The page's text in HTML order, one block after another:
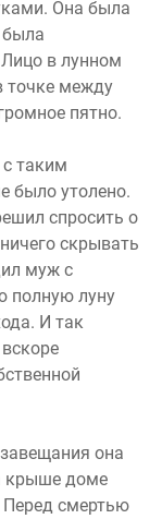
Она была
была
в лунном
точке между
пятно.
таким
было утолено.
спросить о
скрывать
муж с
полную луну
И так
она
крыше доме
Перед смертью